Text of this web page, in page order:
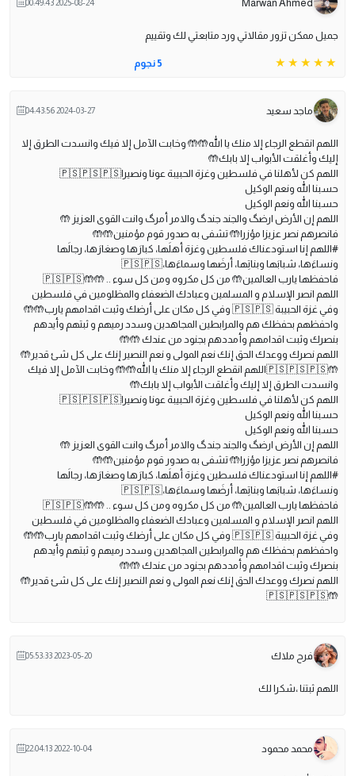
Marwan Ahmed
2025-08-24 00:49:43
جميل ممكن تزور مقالاتي ورد متابعتي لك وتقييم
5 نجوم
ماجد سعيد 2024-03-27 04:43:56
اللهم انقطع الرجاء إلا منك يا الله🤲🤲 وخابت الآمل إلا فيك وانسدت الطرق إلا
إليك وأغلقت الأبواب إلا بابك🤲
اللهم كن لأهلنا في فلسطين وغزة الحبيبة عونا ونصيرا🇵🇸🇵🇸🇵🇸
حسبنا الله ونعم الوكيل
حسبنا الله ونعم الوكيل
اللهم إن الأرض ارضگ والجند جندگ والامر أمرگ وانت القوى العزيز 🤲
فانصرهم نصر عزيزا مؤزرا🤲 تشفى به صدور قوم مؤمنين🤲🤲
#اللهم إنا استودعناك فلسطين وغزة أهلَها، كبارَها وصغارَها، رجالَها
ونساءَها، شبابَها وبناتِها، أرضَها وسماءَها،🇵🇸🇵🇸
فاحفظها يارب العالمين🤲 من كل مكروه ومن كل سوء .. 🤲🤲🇵🇸🇵🇸
اللهم انصر الإسلام و المسلمين وعبادك الضعفاء والمظلومين في فلسطين
وفي غزة الحبيبة 🇵🇸🇵🇸 وفي كل مكان على أرضك وثبت اقدامهم يارب🤲🤲
واحفظهم بحفظك هم والمرابطين المجاهدين وسدد رميهم و ثبتهم وأيدهم
بنصرك وثبت اقدامهم وأمددهم بجنود من عندك 🤲🤲
اللهم نصرك ووعدك الحق إنك نعم المولى و نعم النصير إنك على كل شئ قدير🤲
🤲🇵🇸🇵🇸🇵🇸اللهم انقطع الرجاء إلا منك يا الله🤲🤲 وخابت الآمل إلا فيك
وانسدت الطرق إلا إليك وأغلقت الأبواب إلا بابك🤲
اللهم كن لأهلنا في فلسطين وغزة الحبيبة عونا ونصيرا🇵🇸🇵🇸🇵🇸
حسبنا الله ونعم الوكيل
حسبنا الله ونعم الوكيل
اللهم إن الأرض ارضگ والجند جندگ والامر أمرگ وانت القوى العزيز 🤲
فانصرهم نصر عزيزا مؤزرا🤲 تشفى به صدور قوم مؤمنين🤲🤲
#اللهم إنا استودعناك فلسطين وغزة أهلَها، كبارَها وصغارَها، رجالَها
ونساءَها، شبابَها وبناتِها، أرضَها وسماءَها،🇵🇸🇵🇸
فاحفظها يارب العالمين🤲 من كل مكروه ومن كل سوء .. 🤲🤲🇵🇸🇵🇸
اللهم انصر الإسلام و المسلمين وعبادك الضعفاء والمظلومين في فلسطين
وفي غزة الحبيبة 🇵🇸🇵🇸 وفي كل مكان على أرضك وثبت اقدامهم يارب🤲🤲
واحفظهم بحفظك هم والمرابطين المجاهدين وسدد رميهم و ثبتهم وأيدهم
بنصرك وثبت اقدامهم وأمددهم بجنود من عندك 🤲🤲
اللهم نصرك ووعدك الحق إنك نعم المولى و نعم النصير إنك على كل شئ قدير🤲
🤲🇵🇸🇵🇸🇵🇸
فرح ملاك 2023-05-20 05:53:33
اللهم ثبتنا ،شكرا لك
محمد محمود 2022-10-04 22:04:13